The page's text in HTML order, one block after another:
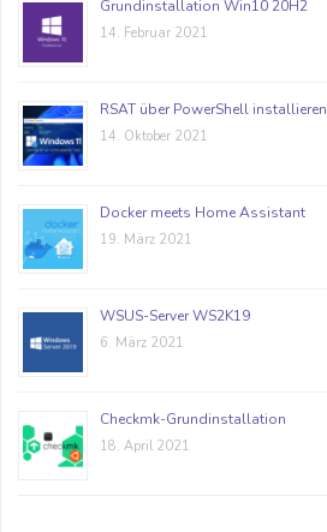
Grundinstallation Win10 20H2
14. Februar 2021
RSAT über PowerShell installieren
14. Oktober 2021
Docker meets Home Assistant
19. März 2021
WSUS-Server WS2K19
6. März 2021
Checkmk-Grundinstallation
18. April 2021